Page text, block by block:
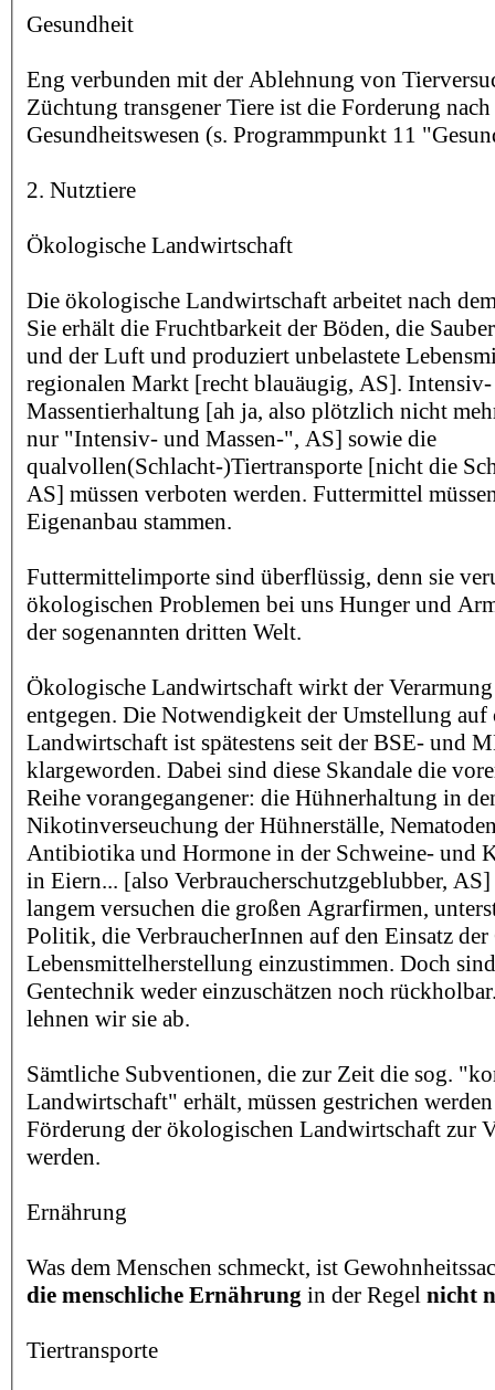
Gesundheit
Eng verbunden mit der Ablehnung von
Züchtung transgener Tiere ist die Forderung
Gesundheitswesen (s. Programmpunkt 11
2. Nutztiere
Ökologische Landwirtschaft
Die ökologische Landwirtschaft arbeitet nach
Sie erhält die Fruchtbarkeit der Böden, die
und der Luft und produziert unbelastete
regionalen Markt [recht blauäugig, AS].
Massentierhaltung [ah ja, also plötzlich nicht
nur "Intensiv- und Massen-", AS] sowie die
qualvollen(Schlacht-)Tiertransporte [nicht die
AS] müssen verboten werden. Futtermittel
Eigenanbau stammen.
Futtermittelimporte sind überflüssig, denn sie
ökologischen Problemen bei uns Hunger und
der sogenannten dritten Welt.
Ökologische Landwirtschaft wirkt der
entgegen. Die Notwendigkeit der Umstellung
Landwirtschaft ist spätestens seit der BSE- und
klargeworden. Dabei sind diese Skandale die
Reihe vorangegangener: die Hühnerhaltung in
Nikotinverseuchung der Hühnerställe,
Antibiotika und Hormone in der Schweine- und
in Eiern... [also Verbraucherschutzgeblubber,
langem versuchen die großen Agrarfirmen,
Politik, die VerbraucherInnen auf den Einsatz
Lebensmittelherstellung einzustimmen. Doch
Gentechnik weder einzuschätzen noch
lehnen wir sie ab.
Sämtliche Subventionen, die zur Zeit die sog.
Landwirtschaft" erhält, müssen gestrichen
Förderung der ökologischen Landwirtschaft zur
werden.
Ernährung
Was dem Menschen schmeckt, ist
die menschliche Ernährung in der Regel nicht
Tiertransporte